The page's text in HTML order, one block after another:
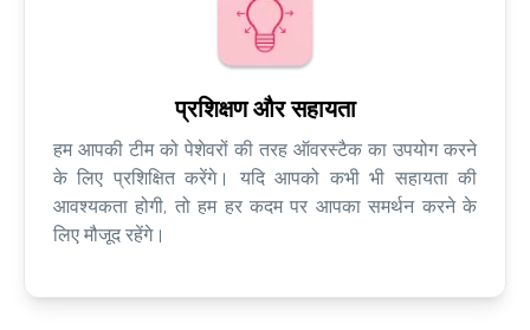
प्रशिक्षण और सहायता
हम आपकी टीम को पेशेवरों की तरह ऑवरस्टैक का उपयोग करने
के लिए प्रशिक्षित करेंगे। यदि आपको कभी भी सहायता की
आवश्यकता होगी, तो हम हर कदम पर आपका समर्थन करने के
लिए मौजूद रहेंगे।